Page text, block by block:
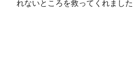
れないところを救ってくれました